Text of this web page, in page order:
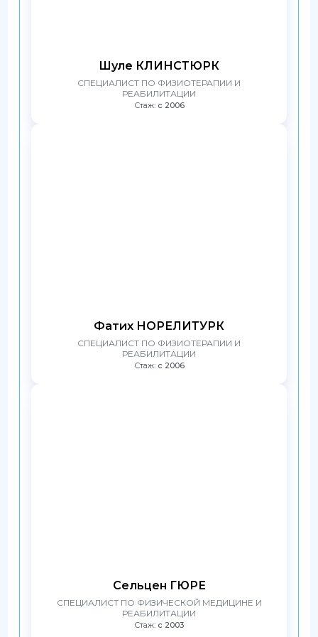
Шуле КЛИНСТЮРК
СПЕЦИАЛИСТ ПО ФИЗИОТЕРАПИИ И
РЕАБИЛИТАЦИИ
Стаж: с 2006
Фатих НОРЕЛИТУРК
СПЕЦИАЛИСТ ПО ФИЗИОТЕРАПИИ И
РЕАБИЛИТАЦИИ
Стаж: с 2006
Сельцен ГЮРЕ
СПЕЦИАЛИСТ ПО ФИЗИЧЕСКОЙ МЕДИЦИНЕ И
РЕАБИЛИТАЦИИ
Стаж: с 2003